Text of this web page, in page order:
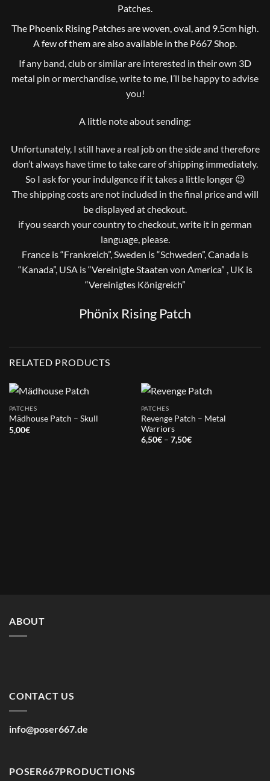
Patches.
The Phoenix Rising Patches are woven, oval, and 9.5cm high.
A few of them are also available in the P667 Shop.
If any band, club or similar are interested in their own 3D
metal pin or merchandise, write to me, I’ll be happy to advise
you!
A little note about sending:
Unfortunately, I still have a real job on the side and therefore
don’t always have time to take care of shipping immediately.
So I ask for your indulgence if it takes a little longer 😉
The shipping costs are not included in the final price and will
be displayed at checkout.
if you search your country to checkout, write it in german
language, please.
France is “Frankreich”, Sweden is “Schweden”, Canada is
“Kanada”, USA is “Vereinigte Staaten von America” , UK is
“Vereinigtes Königreich”
Phönix Rising Patch
RELATED PRODUCTS
PATCHES
Mädhouse Patch – Skull
5,00€
PATCHES
Revenge Patch – Metal
Warriors
6,50€ – 7,50€Price
ABOUT
CONTACT US
info@poser667.de
POSER667PRODUCTIONS